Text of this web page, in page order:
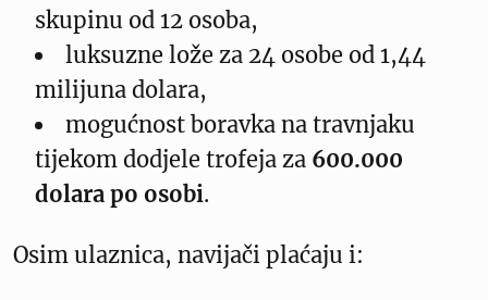
skupinu od 12 osoba,
luksuzne lože za 24 osobe od 1,44
milijuna dolara,
mogućnost boravka na travnjaku
tijekom dodjele trofeja za 600.000
dolara po osobi.
Osim ulaznica, navijači plaćaju i: